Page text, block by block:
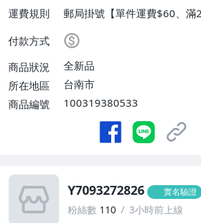
運費規則
郵局掛號【單件運費$60、滿
$20000免運費】
付款方式
商品狀況
全新品
所在地區
台南市
商品編號
100319380533
Y7093272826 實名驗證
粉絲數 110 3小時前上線